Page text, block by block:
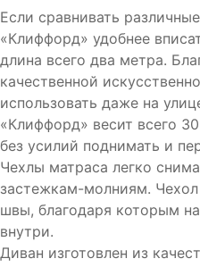
Если сравнивать
«Клиффорд» удобнее
длина всего два метра.
качественной
использовать даже на
«Клиффорд» весит всего
без усилий поднимать и
Чехлы матраса легко
застежкам-молниям.
швы, благодаря которым
внутри.
Диван изготовлен из